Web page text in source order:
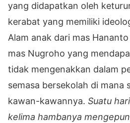
yang didapatkan oleh
kerabat yang memiliki
Alam anak dari mas
mas Nugroho yang
tidak mengenakkan dalam
semasa bersekolah di mana
kawan-kawannya. Suatu
kelima hambanya